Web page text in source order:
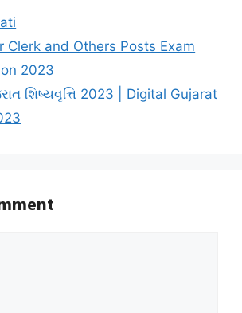
Clerk and Others Posts Exam
2023
શિષ્યવૃત્તિ 2023 | Digital Gujarat